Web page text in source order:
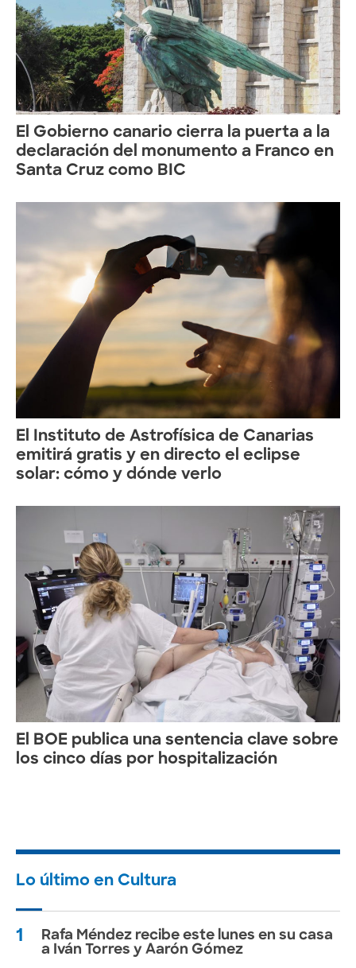
El Gobierno canario cierra la puerta a la
declaración del monumento a Franco en
Santa Cruz como BIC
El Instituto de Astrofísica de Canarias
emitirá gratis y en directo el eclipse
solar: cómo y dónde verlo
El BOE publica una sentencia clave sobre
los cinco días por hospitalización
Lo último en Cultura
1
Rafa Méndez recibe este lunes en su casa
a Iván Torres y Aarón Gómez